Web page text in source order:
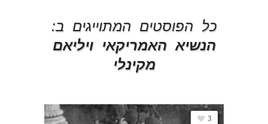
כל הפוסטים המתוייגים ב:
הנשיא האמריקאי ויליאם
מקינלי
3